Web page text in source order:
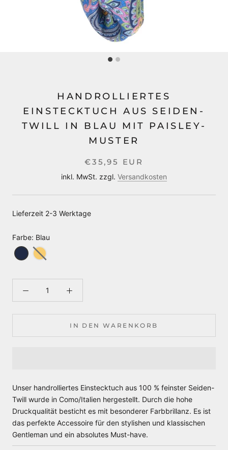
HANDROLLIERTES
EINSTECKTUCH AUS SEIDEN-
TWILL IN BLAU MIT PAISLEY-
MUSTER
€35,95 EUR
inkl. MwSt. zzgl. Versandkosten
Lieferzeit 2-3 Werktage
Farbe: Blau
IN DEN WARENKORB
Unser handrolliertes Einstecktuch aus 100 % feinster Seiden-
Twill wurde in Como/Italien hergestellt. Durch die hohe
Druckqualität besticht es mit besonderer Farbbrillanz. Es ist
das perfekte Accessoire für den stylishen und klassischen
Gentleman und ein absolutes Must-have.